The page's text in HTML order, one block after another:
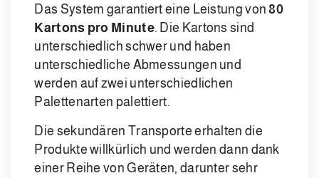
Das System garantiert eine Leistung von80
Kartons pro Minute. Die Kartons sind
unterschiedlich schwer und haben
unterschiedliche Abmessungen und
werden auf zwei unterschiedlichen
Palettenarten palettiert.
Die sekundären Transporte erhalten die
Produkte willkürlich und werden dann dank
einer Reihe von Geräten, darunter sehr